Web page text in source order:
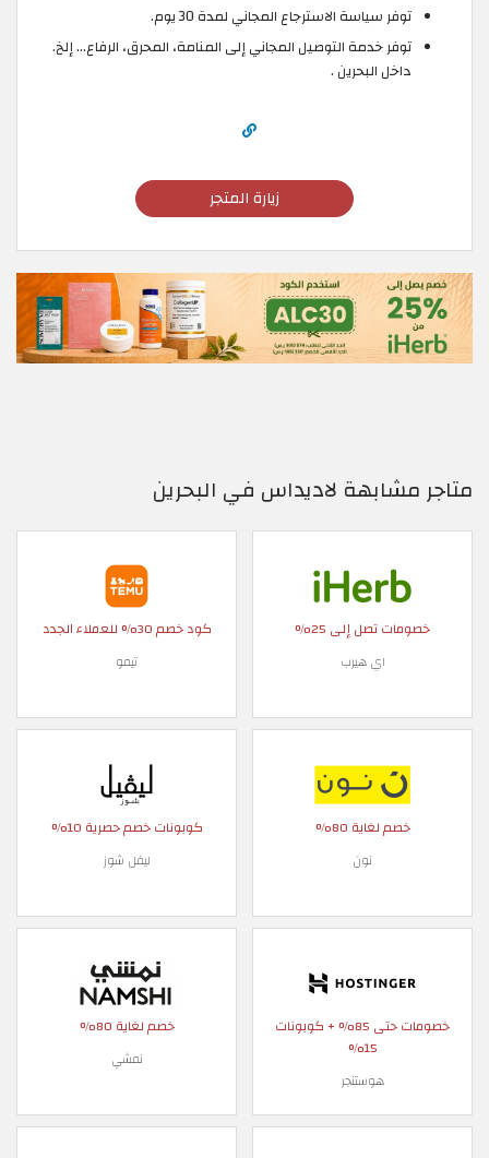
توفر سياسة الاسترجاع المجاني لمدة 30 يوم.
توفر خدمة التوصيل المجاني إلى المنامة، المحرق، الرفاع... إلخ.
داخل البحرين .
زيارة المتجر
متاجر مشابهة لاديداس في البحرين
خصومات تصل إلى 25%
اي هيرب
كود خصم 30% للعملاء الجدد
تيمو
خصم لغاية 80%
نون
كوبونات خصم حصرية 10%
ليفل شوز
خصومات حتى 85% + كوبونات
15%
هوستنجر
خصم لغاية 80%
نمشي